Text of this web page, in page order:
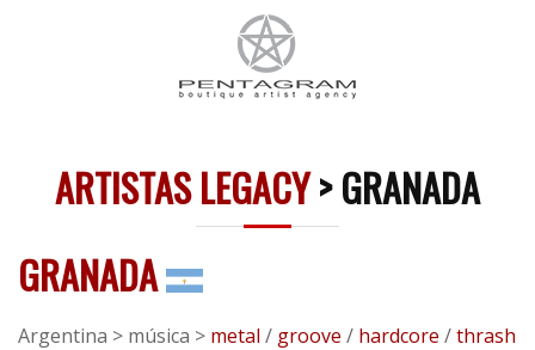
ARTISTAS LEGACY> GRANADA
GRANADA
Argentina > música > metal / groove / hardcore /thrash